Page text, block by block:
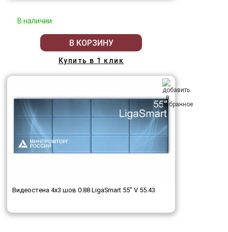
В наличии
В КОРЗИНУ
Купить в 1 клик
Видеостена 4x3 шов 0.88 LigaSmart 55" V 55.43